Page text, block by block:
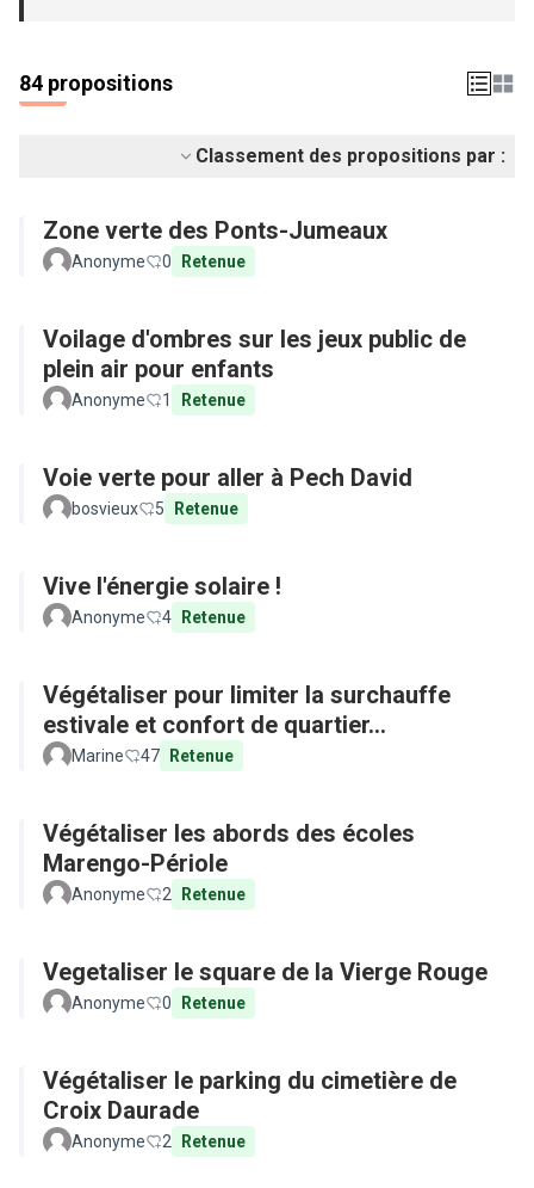
84 propositions
Classement des propositions par :
Zone verte des Ponts-Jumeaux
Anonyme 0 Retenue
Voilage d'ombres sur les jeux public de
plein air pour enfants
Anonyme 1 Retenue
Voie verte pour aller à Pech David
bosvieux 5 Retenue
Vive l'énergie solaire !
Anonyme 4 Retenue
Végétaliser pour limiter la surchauffe
estivale et confort de quartier...
Marine 47 Retenue
Végétaliser les abords des écoles
Marengo-Périole
Anonyme 2 Retenue
Vegetaliser le square de la Vierge Rouge
Anonyme 0 Retenue
Végétaliser le parking du cimetière de
Croix Daurade
Anonyme 2 Retenue